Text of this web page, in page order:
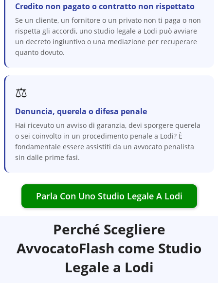
Credito non pagato o contratto non rispettato
Se un cliente, un fornitore o un privato non ti paga o non
rispetta gli accordi, uno studio legale a Lodi può avviare
un decreto ingiuntivo o una mediazione per recuperare
quanto dovuto.
⚖️
Denuncia, querela o difesa penale
Hai ricevuto un avviso di garanzia, devi sporgere querela
o sei coinvolto in un procedimento penale a Lodi? È
fondamentale essere assistiti da un avvocato penalista
sin dalle prime fasi.
Parla Con Uno Studio Legale A Lodi
Perché Scegliere
AvvocatoFlash come Studio
Legale a Lodi